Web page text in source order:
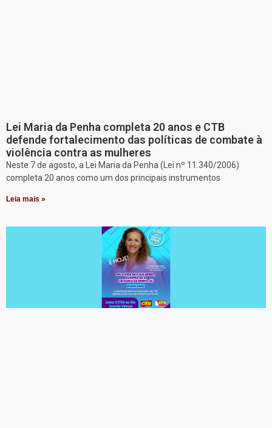
Lei Maria da Penha completa 20 anos e CTB
defende fortalecimento das políticas de combate à
violência contra as mulheres
Neste 7 de agosto, a Lei Maria da Penha (Lei nº 11.340/2006)
completa 20 anos como um dos principais instrumentos
Leia mais »